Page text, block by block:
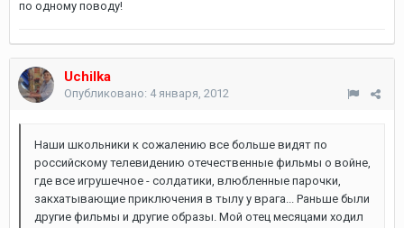
по одному поводу!
Uchilka
Опубликовано: 4 января, 2012
Наши школьники к сожалению все больше видят по
российскому телевидению отечественные фильмы о войне,
где все игрушечное - солдатики, влюбленные парочки,
закхатывающие приключения в тылу у врага... Раньше были
другие фильмы и другие образы. Мой отец месяцами ходил